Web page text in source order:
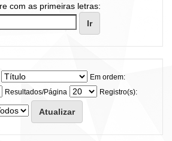
com as primeiras letras:
Em ordem:
Resultados/Página
Registro(s):